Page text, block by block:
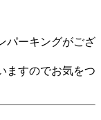
パーキングがござ
ますのでお気をつ